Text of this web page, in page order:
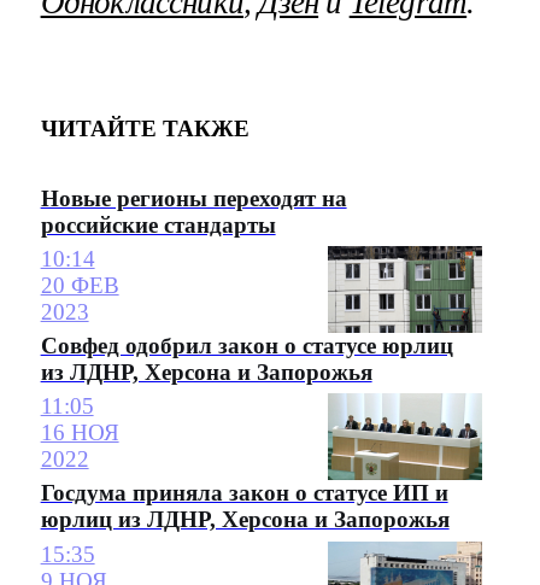
ЧИТАЙТЕ ТАКЖЕ
Новые регионы переходят на
российские стандарты
10:14
20 ФЕВ
2023
Совфед одобрил закон о статусе юрлиц
из ЛДНР, Херсона и Запорожья
11:05
16 НОЯ
2022
Госдума приняла закон о статусе ИП и
юрлиц из ЛДНР, Херсона и Запорожья
15:35